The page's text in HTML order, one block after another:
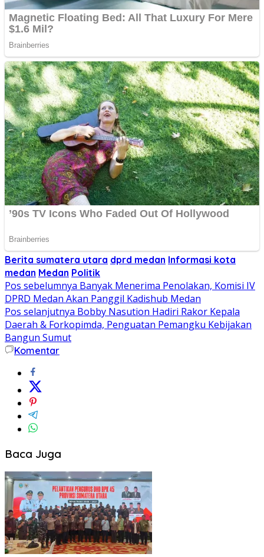
Berita sumatera utara dprd medan Informasi kota
medan Medan Politik
Navigasi
pos
Pos sebelumnya Banyak Menerima Penolakan, Komisi IV
DPRD Medan Akan Panggil Kadishub Medan
Pos selanjutnya Bobby Nasution Hadiri Rakor Kepala
Daerah & Forkopimda, Penguatan Pemangku Kebijakan
Bangun Sumut
Komentar
Baca Juga